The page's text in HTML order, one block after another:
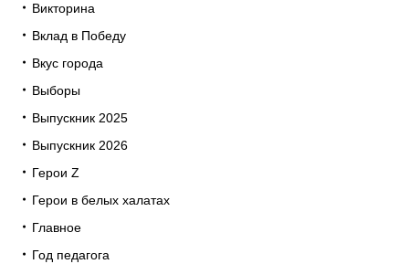
Викторина
Вклад в Победу
Вкус города
Выборы
Выпускник 2025
Выпускник 2026
Герои Z
Герои в белых халатах
Главное
Год педагога